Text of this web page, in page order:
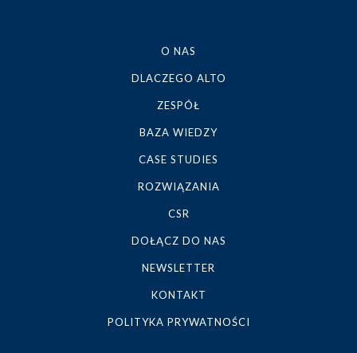
O NAS
DLACZEGO ALTO
ZESPÓŁ
BAZA WIEDZY
CASE STUDIES
ROZWIĄZANIA
CSR
DOŁĄCZ DO NAS
NEWSLETTER
KONTAKT
POLITYKA PRYWATNOŚCI